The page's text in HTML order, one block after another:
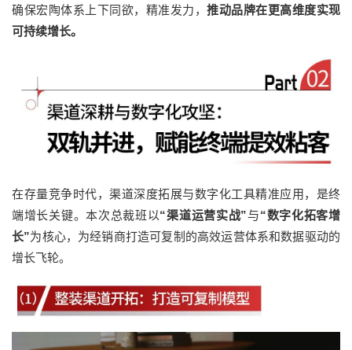
确保宏陶体系上下同欲，精准发力， 推动品牌在更高维度实现
可持续增长。
在存量竞争时代，渠道深度拓展与数字化工具精准应用，是终
端增长关键。本次总裁班以“渠道运营实战”与“数字化拓客增
长”为核心，为经销商打造可复制的高效运营体系和数据驱动的
增长飞轮。